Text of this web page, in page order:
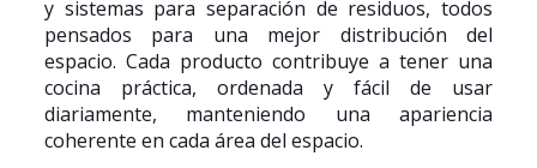
y sistemas para separación de residuos, todos
pensados para una mejor distribución del
espacio. Cada producto contribuye a tener una
cocina práctica, ordenada y fácil de usar
diariamente, manteniendo una apariencia
coherente en cada área del espacio.